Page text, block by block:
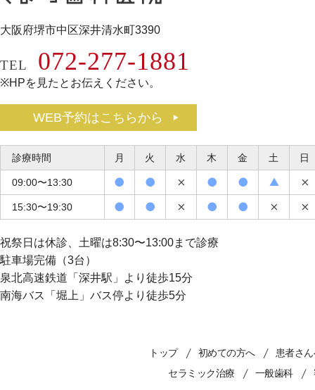
大阪府堺市中区深井清水町3390
TEL 072-277-1881
※HPを見たとお伝えください。
WEB予約はこちらから
診療時間 月 火 水 木 金 土 日
09:00〜13:30
15:30〜19:30
祝祭日は休診、土曜は8:30〜13:00まで診療
駐車場完備（3台）
泉北高速鉄道「深井駅」より徒歩15分
南海バス「堀上」バス停より徒歩5分
トップ 初めての方へ
患者さ
セラミック治療
一般歯科